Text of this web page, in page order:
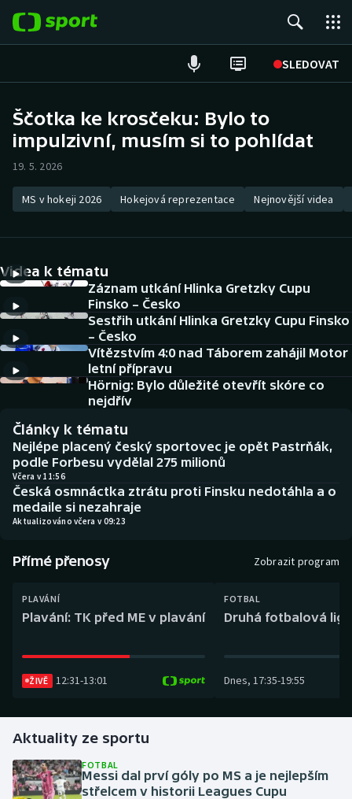
SLEDOVAT
Hokej
Atletika
DALŠÍ SPORTY
Americký fotbal
Baseball a softbal
Biatlon
Boby a skeleton
Box
Curling
Dostihy
Gymnastika
Házená
NEPŘEHLÉDNĚTE
Historické návraty
Aplikace ČT sport
AZ kvíz
Ščotka ke krosčeku: Bylo to
impulzivní, musím si to pohlídat
19. 5. 2026
MS v hokeji 2026 Hokejová reprezentace Nejnovější videa
Videa k tématu
Záznam utkání Hlinka Gretzky Cupu
Finsko – Česko
Sestřih utkání Hlinka Gretzky Cupu Finsko
– Česko
Vítězstvím 4:0 nad Táborem zahájil Motor
letní přípravu
Hörnig: Bylo důležité otevřít skóre co
nejdřív
Články k tématu
Nejlépe placený český sportovec je opět Pastrňák,
podle Forbesu vydělal 275 milionů
Včera v 11:56
Česká osmnáctka ztrátu proti Finsku nedotáhla a o
medaile si nezahraje
Aktualizováno včera v 09:23
Přímé přenosy Zobrazit program
PLAVÁNÍ
Plavání: TK před ME v plavání
ŽIVĚ 12:31-13:01
FOTBAL
Druhá fotbalová
Dnes, 17:35-19:55
Aktuality ze sportu
FOTBAL
Messi dal prví góly po MS a je nejlepším
střelcem v historii Leagues Cupu